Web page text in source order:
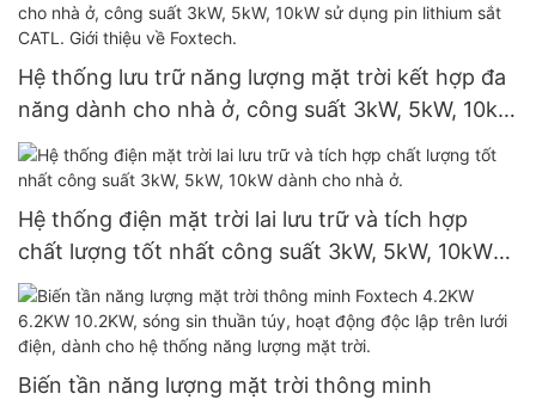
Hệ thống lưu trữ năng lượng mặt trời kết hợp đa
năng dành cho nhà ở, công suất 3kW, 5kW, 10kW
sử dụng pin lithium sắt CATL. Giới thiệu về
Foxtech.
Hệ thống điện mặt trời lai lưu trữ và tích hợp
chất lượng tốt nhất công suất 3kW, 5kW, 10kW
dành cho nhà ở.
Biến tần năng lượng mặt trời thông minh